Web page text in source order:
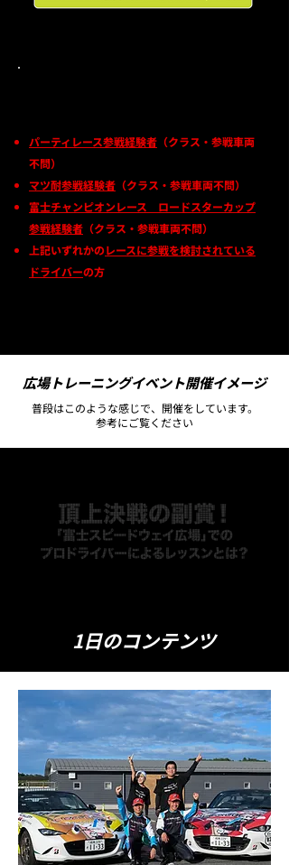
パーティレース参戦経験者 （クラス・参戦車両
不問）
マツ耐参戦経験者 （クラス・参戦車両不問）
富士チャンピオンレース ロードスターカップ
参戦経験者 （クラス・参戦車両不問）
上記いずれかのレースに参戦を検討されている
ドライバーの方
広場トレーニングイベント開催イメージ
普段はこのような感じで、開催をしています。
参考にご覧ください
1日のコンテンツ